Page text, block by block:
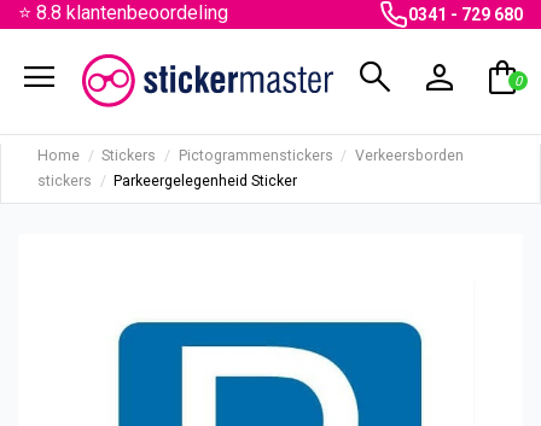
⭐ 8.8 klantenbeoordeling 0341 - 729 680
menu search person shopping_bag
0
Home Stickers Pictogrammenstickers
Verkeersborden
stickers
Parkeergelegenheid Sticker